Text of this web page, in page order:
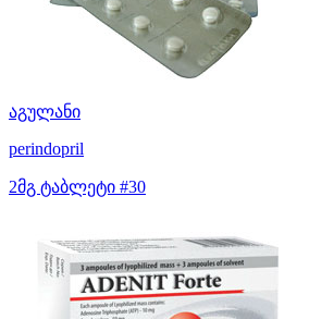
აგულანი
perindopril
2მგ ტაბლეტი #30